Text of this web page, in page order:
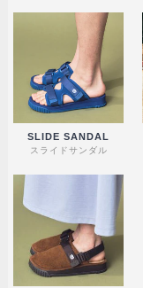
SLIDE SANDAL
スライドサンダル